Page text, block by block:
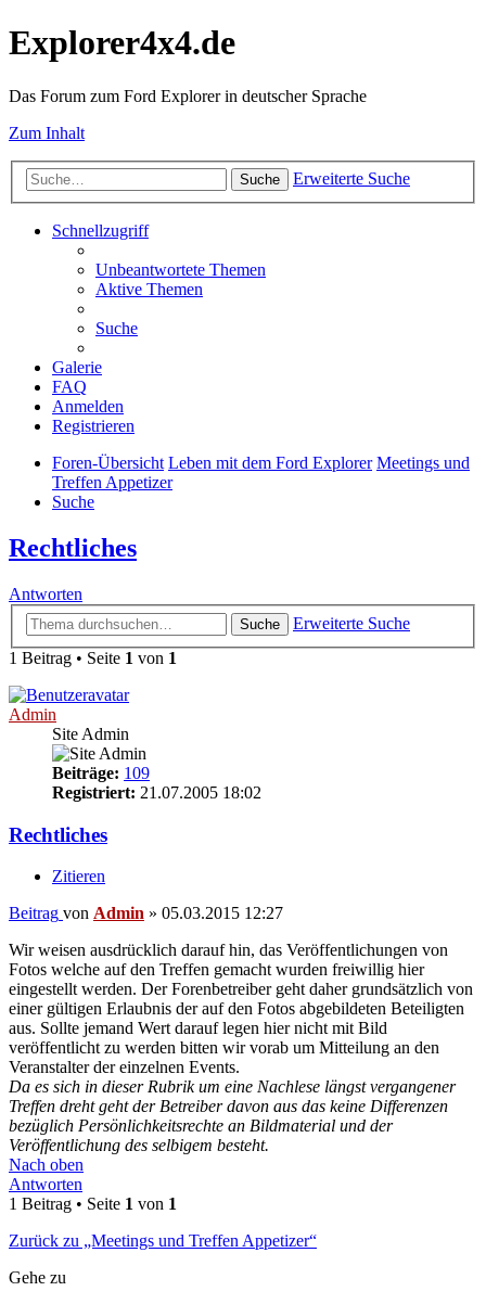
Explorer4x4.de
Das Forum zum Ford Explorer in deutscher Sprache
Zum Inhalt
Suche Erweiterte Suche
Schnellzugriff
Unbeantwortete Themen
Aktive Themen
Suche
Galerie
FAQ
Anmelden
Registrieren
Foren-Übersicht Leben mit dem Ford Explorer Meetings und
Treffen Appetizer
Suche
Rechtliches
Antworten
Suche
Erweiterte Suche
1 Beitrag • Seite 1 von 1
Admin
Site Admin
Beiträge: 109
Registriert: 21.07.2005 18:02
Rechtliches
Zitieren
Beitrag von Admin » 05.03.2015 12:27
Wir weisen ausdrücklich darauf hin, das Veröffentlichungen von
Fotos welche auf den Treffen gemacht wurden freiwillig hier
eingestellt werden. Der Forenbetreiber geht daher grundsätzlich von
einer gültigen Erlaubnis der auf den Fotos abgebildeten Beteiligten
aus. Sollte jemand Wert darauf legen hier nicht mit Bild
veröffentlicht zu werden bitten wir vorab um Mitteilung an den
Veranstalter der einzelnen Events.
Da es sich in dieser Rubrik um eine Nachlese längst vergangener
Treffen dreht geht der Betreiber davon aus das keine Differenzen
bezüglich Persönlichkeitsrechte an Bildmaterial und der
Veröffentlichung des selbigem besteht.
Nach oben
Antworten
1 Beitrag • Seite 1 von 1
Zurück zu „Meetings und Treffen Appetizer“
Gehe zu